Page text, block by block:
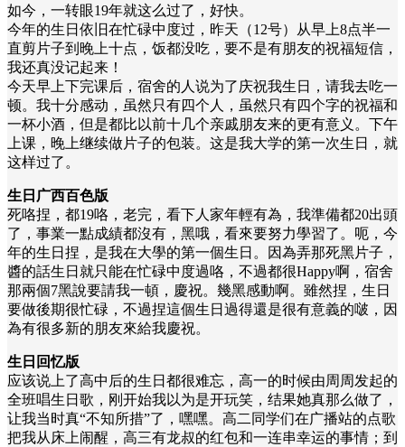
如今，一转眼19年就这么过了，好快。
今年的生日依旧在忙碌中度过，昨天（12号）从早上8点半一
直剪片子到晚上十点，饭都没吃，要不是有朋友的祝福短信，
我还真没记起来！
今天早上下完课后，宿舍的人说为了庆祝我生日，请我去吃一
顿。我十分感动，虽然只有四个人，虽然只有四个字的祝福和
一杯小酒，但是都比以前十几个亲戚朋友来的更有意义。下午
上课，晚上继续做片子的包装。这是我大学的第一次生日，就
这样过了。
生日广西百色版
死咯捏，都19咯，老完，看下人家年輕有為，我準備都20出頭
了，事業一點成績都沒有，黑哦，看來要努力學習了。呃，今
年的生日捏，是我在大學的第一個生日。因為弄那死黑片子，
醬的話生日就只能在忙碌中度過咯，不過都很Happy啊，宿舍
那兩個7黑說要請我一頓，慶祝。幾黑感動啊。雖然捏，生日
要做後期很忙碌，不過捏這個生日過得還是很有意義的啵，因
為有很多新的朋友來給我慶祝。
生日回忆版
应该说上了高中后的生日都很难忘，高一的时候由周周发起的
全班唱生日歌，刚开始我以为是开玩笑，结果她真那么做了，
让我当时真“不知所措”了，嘿嘿。高二同学们在广播站的点歌
把我从床上闹醒，高三有龙叔的红包和一连串幸运的事情；到